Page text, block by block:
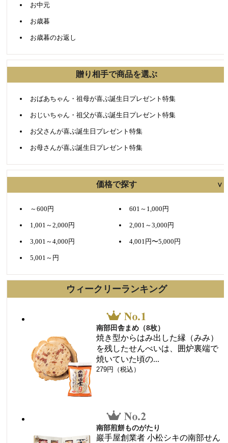
お中元
お歳暮
お歳暮のお返し
贈り相手で商品を選ぶ
おばあちゃん・祖母が喜ぶ誕生日プレゼント特集
おじいちゃん・祖父が喜ぶ誕生日プレゼント特集
お父さんが喜ぶ誕生日プレゼント特集
お母さんが喜ぶ誕生日プレゼント特集
価格で探す
～600円 601～1,000円
1,001～2,000円 2,001～3,000円
3,001～4,000円 4,001円〜5,000円
5,001～円
ウィークリーランキング
南部田舎まめ（8枚）
焼き型からはみ出した縁（みみ）
を残したせんべいは、囲炉裏端で
焼いていた頃の...
279円（税込）
南部煎餅ものがたり
巖手屋創業者 小松シキの南部せん